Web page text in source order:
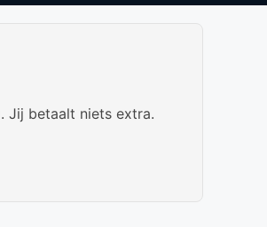
Jij betaalt niets extra.